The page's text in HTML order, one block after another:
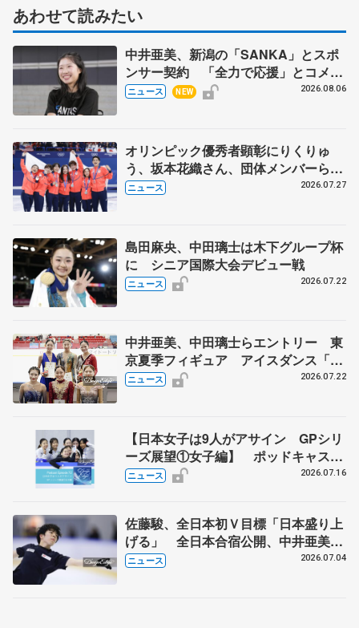
あわせて読みたい
中井亜美、新潟の「SANKA」とスポ
ンサー契約 「全力で応援」とコメン
ト
ニュース NEW 2026.08.06
オリンピック優秀者顕彰にりくりゅ
う、坂本花織さん、団体メンバーら
8月7日に文科省が表彰式、ブルーノ・
ニュース 2026.07.27
島田麻央、中田璃士は木下グループ杯
に シニア国際大会デビュー戦
ニュース 2026.07.22
中井亜美、中田璃士らエントリー 東
京夏季フィギュア アイスダンス「か
ほゆう」や矢島榛乃、北村凌大組も
ニュース 2026.07.22
【日本女子は9人がアサイン GPシリ
ーズ展望①女子編】 ポッドキャスト
#72を配信
ニュース 2026.07.16
佐藤駿、全日本初Ｖ目標「日本盛り上
げる」 全日本合宿公開、中井亜美
「表現の幅広げる」 元世界王者のフ
ニュース 2026.07.04